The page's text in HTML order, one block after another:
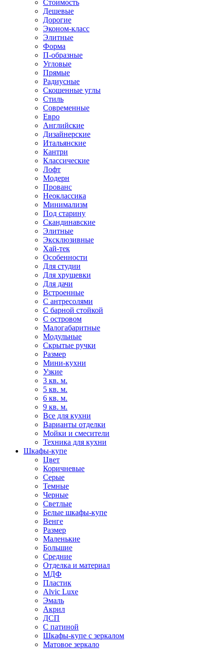
Стоимость
Дешевые
Дорогие
Эконом-класс
Элитные
Форма
П-образные
Угловые
Прямые
Радиусные
Скошенные углы
Стиль
Современные
Евро
Английские
Дизайнерские
Итальянские
Кантри
Классические
Лофт
Модерн
Прованс
Неоклассика
Минимализм
Под старину
Скандинавские
Элитные
Эксклюзивные
Хай-тек
Особенности
Для студии
Для хрущевки
Для дачи
Встроенные
С антресолями
С барной стойкой
С островом
Малогабаритные
Модульные
Скрытые ручки
Размер
Мини-кухни
Узкие
3 кв. м.
5 кв. м.
6 кв. м.
9 кв. м.
Все для кухни
Варианты отделки
Мойки и смесители
Техника для кухни
Шкафы-купе
Цвет
Коричневые
Серые
Темные
Черные
Светлые
Белые шкафы-купе
Венге
Размер
Маленькие
Большие
Средние
Отделка и материал
МДФ
Пластик
Alvic Luxe
Эмаль
Акрил
ДСП
С патиной
Шкафы-купе с зеркалом
Матовое зеркало